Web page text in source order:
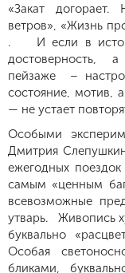
«Закат
ветров», «Жизнь
. И если в
достоверность,
пейзаже –
состояние, мотив,
— не устает
Особыми
Дмитрия
ежегодных
самым «ценным
всевозможные
утварь. Живопись
буквально
Особая
бликами,